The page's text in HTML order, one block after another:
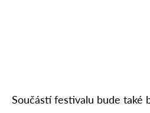
Součástí festivalu bude také